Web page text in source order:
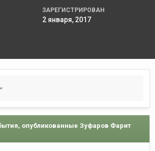
ЗАРЕГИСТРИРОВАН
2 января, 2017
опубликованные Зуфаров Фарит